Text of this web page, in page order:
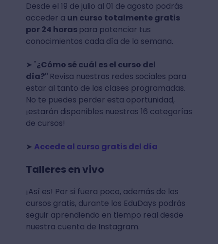
Desde el 19 de julio al 01 de agosto podrás
acceder a un curso totalmente gratis
por 24 horas para potenciar tus
conocimientos cada día de la semana.
➤ "¿Cómo sé cuál es el curso del
día?" Revisa nuestras redes sociales para
estar al tanto de las clases programadas.
No te puedes perder esta oportunidad,
¡estarán disponibles nuestras 16 categorías
de cursos!
➤ Accede al curso gratis del día
Talleres en vivo
¡Así es! Por si fuera poco, además de los
cursos gratis, durante los EduDays podrás
seguir aprendiendo en tiempo real desde
nuestra cuenta de Instagram.